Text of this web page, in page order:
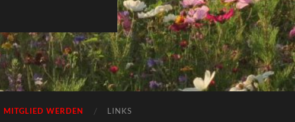
MITGLIED WERDEN LINKS